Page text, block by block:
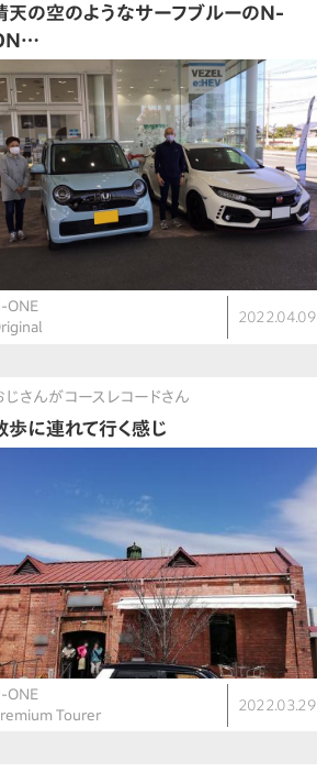
天の空のようなサーフブルーのN-
ONE
2022.04.09
じさんがコースレコードさん
歩に連れて行く感じ
ONE
Tourer
2022.03.29